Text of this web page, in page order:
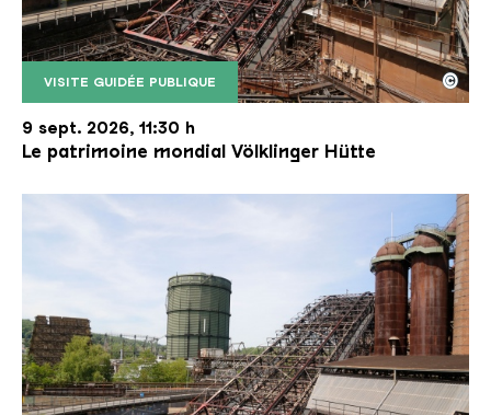
VISITE GUIDÉE PUBLIQUE
Le monte-charge incliné de la Völklinger Hütte
Copyright: Weltkulturerbe Völklinger Hütte | Karl
©
9 sept. 2026, 11:30 h
Le patrimoine mondial Völklinger Hütte